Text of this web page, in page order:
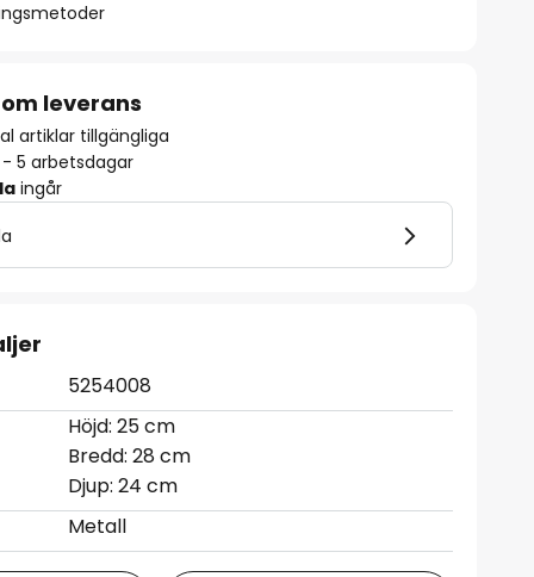
leverans
artiklar tillgängliga
- 5 arbetsdagar
ingår
5254008
Höjd: 25 cm
Bredd: 28 cm
Djup: 24 cm
Metall